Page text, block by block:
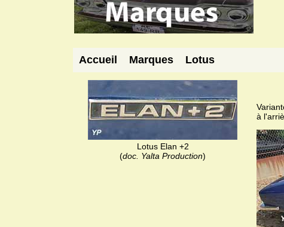
Accueil Marques Lotus
Lotus Elan +2
(doc. Yalta Production)
à